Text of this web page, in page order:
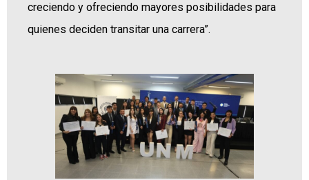
creciendo y ofreciendo mayores posibilidades para
quienes deciden transitar una carrera”.